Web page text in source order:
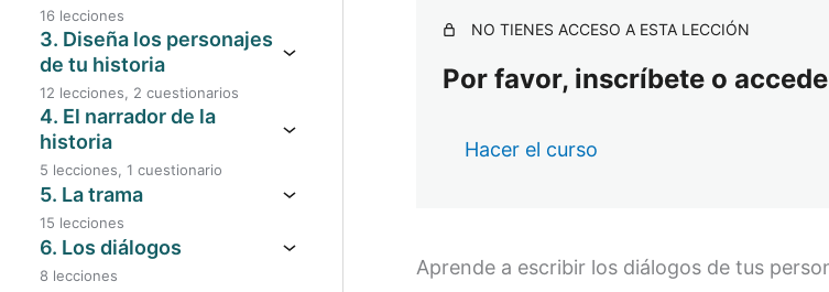
16 lecciones
3. Diseña los personajes
de tu historia
12 lecciones, 2 cuestionarios
4. El narrador de la
historia
5 lecciones, 1 cuestionario
5. La trama
15 lecciones
6. Los diálogos
8 lecciones
NO TIENES ACCESO A ESTA LECCIÓN
Por favor, inscríbete o
Hacer el curso
Aprende a escribir los diálogos de tus